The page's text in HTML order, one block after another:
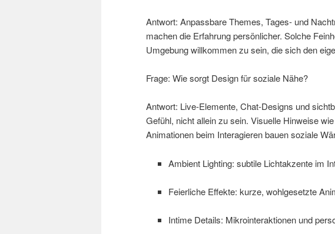
Antwort: Anpassbare Themes, Tages- und
machen die Erfahrung persönlicher. Solche
Umgebung willkommen zu sein, die sich den
Frage: Wie sorgt Design für soziale Nähe?
Antwort: Live-Elemente, Chat-Designs und
Gefühl, nicht allein zu sein. Visuelle Hinweise
Animationen beim Interagieren bauen soziale
Ambient Lighting: subtile Lichtakzente im
Feierliche Effekte: kurze, wohlgesetzte
Intime Details: Mikrointeraktionen und